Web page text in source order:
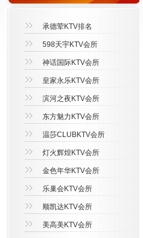
承德荤KTV排名
598天宇KTV会所
神话国际KTV会所
皇家永乐KTV会所
滨河之夜KTV会所
东方魅力KTV会所
温莎CLUBKTV会所
灯火辉煌KTV会所
金色年华KTV会所
乐巢会KTV会所
顺凯达KTV会所
美高美KTV会所